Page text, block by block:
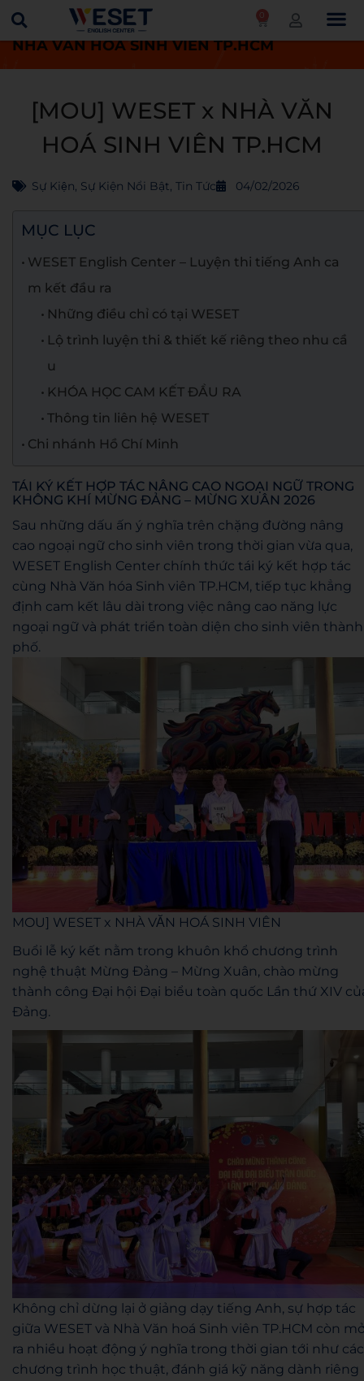
0
Trang chủ Tin tức
[MOU] WESET x
NHÀ VĂN HOÁ SINH VIÊN TP.HCM
[MOU] WESET x NHÀ VĂN
HOÁ SINH VIÊN TP.HCM
Sự Kiện, Sự Kiện Nổi Bật, Tin Tức 04/02/2026
MỤC LỤC
WESET English Center – Luyện thi tiếng Anh ca
m kết đầu ra
Những điều chỉ có tại WESET
Lộ trình luyện thi & thiết kế riêng theo nhu cầ
u
KHÓA HỌC CAM KẾT ĐẦU RA
Thông tin liên hệ WESET
Chi nhánh Hồ Chí Minh
TÁI KÝ KẾT HỢP TÁC NÂNG CAO NGOẠI NGỮ TRONG
KHÔNG KHÍ MỪNG ĐẢNG – MỪNG XUÂN 2026
Sau những dấu ấn ý nghĩa trên chặng đường nâng
cao ngoại ngữ cho sinh viên trong thời gian vừa qua,
WESET English Center chính thức tái ký kết hợp tác
cùng Nhà Văn hóa Sinh viên TP.HCM, tiếp tục khẳng
định cam kết lâu dài trong việc nâng cao năng lực
ngoại ngữ và phát triển toàn diện cho sinh viên thành
phố.
MOU] WESET x NHÀ VĂN HOÁ SINH VIÊN
Buổi lễ ký kết nằm trong khuôn khổ chương trình
nghệ thuật Mừng Đảng – Mừng Xuân, chào mừng
thành công Đại hội Đại biểu toàn quốc Lần thứ XIV
Đảng.
Không chỉ dừng lại ở giảng dạy tiếng Anh, sự hợp tác
giữa WESET và Nhà Văn hoá Sinh viên TP.HCM còn
ra nhiều hoạt động ý nghĩa trong thời gian tới như các
chương trình học thuật, đánh giá kỹ năng dành riêng